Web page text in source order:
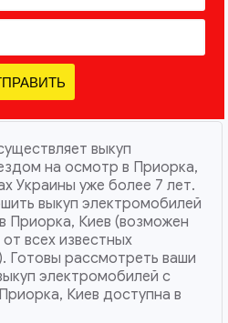
выкуп
на осмотр в Приорка,
Украины уже более 7 лет.
выкуп электромобилей
Приорка, Киев (возможен
всех известных
Готовы рассмотреть ваши
электромобилей с
Киев доступна в